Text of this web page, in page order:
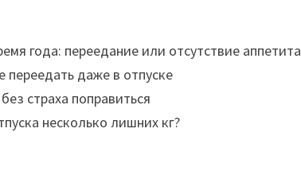
года: переедание или отсутствие аппетита
переедать даже в отпуске
страха поправиться
несколько лишних кг?